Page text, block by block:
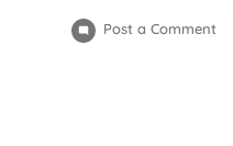
Post a Comment